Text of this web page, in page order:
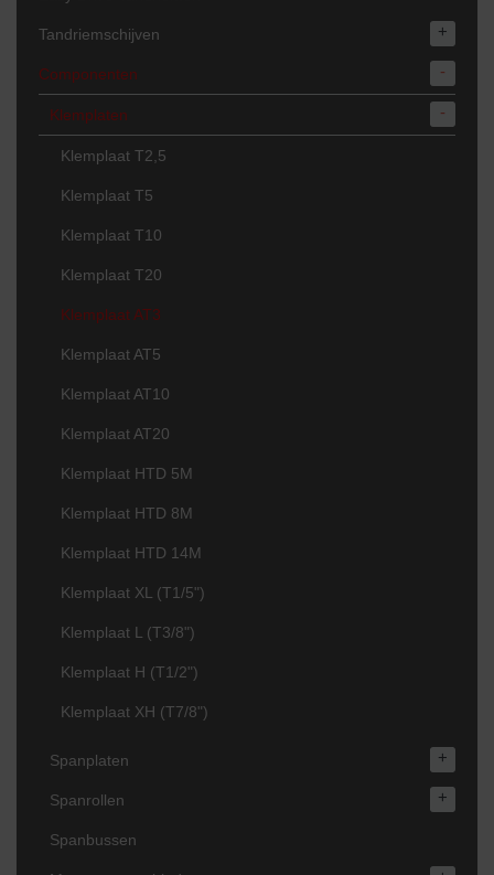
Tandriemschijven +
Componenten -
Klemplaten -
Klemplaat T2,5
Klemplaat T5
Klemplaat T10
Klemplaat T20
Klemplaat AT3
Klemplaat AT5
Klemplaat AT10
Klemplaat AT20
Klemplaat HTD 5M
Klemplaat HTD 8M
Klemplaat HTD 14M
Klemplaat XL (T1/5")
Klemplaat L (T3/8")
Klemplaat H (T1/2")
Klemplaat XH (T7/8")
Spanplaten +
Spanrollen +
Spanbussen